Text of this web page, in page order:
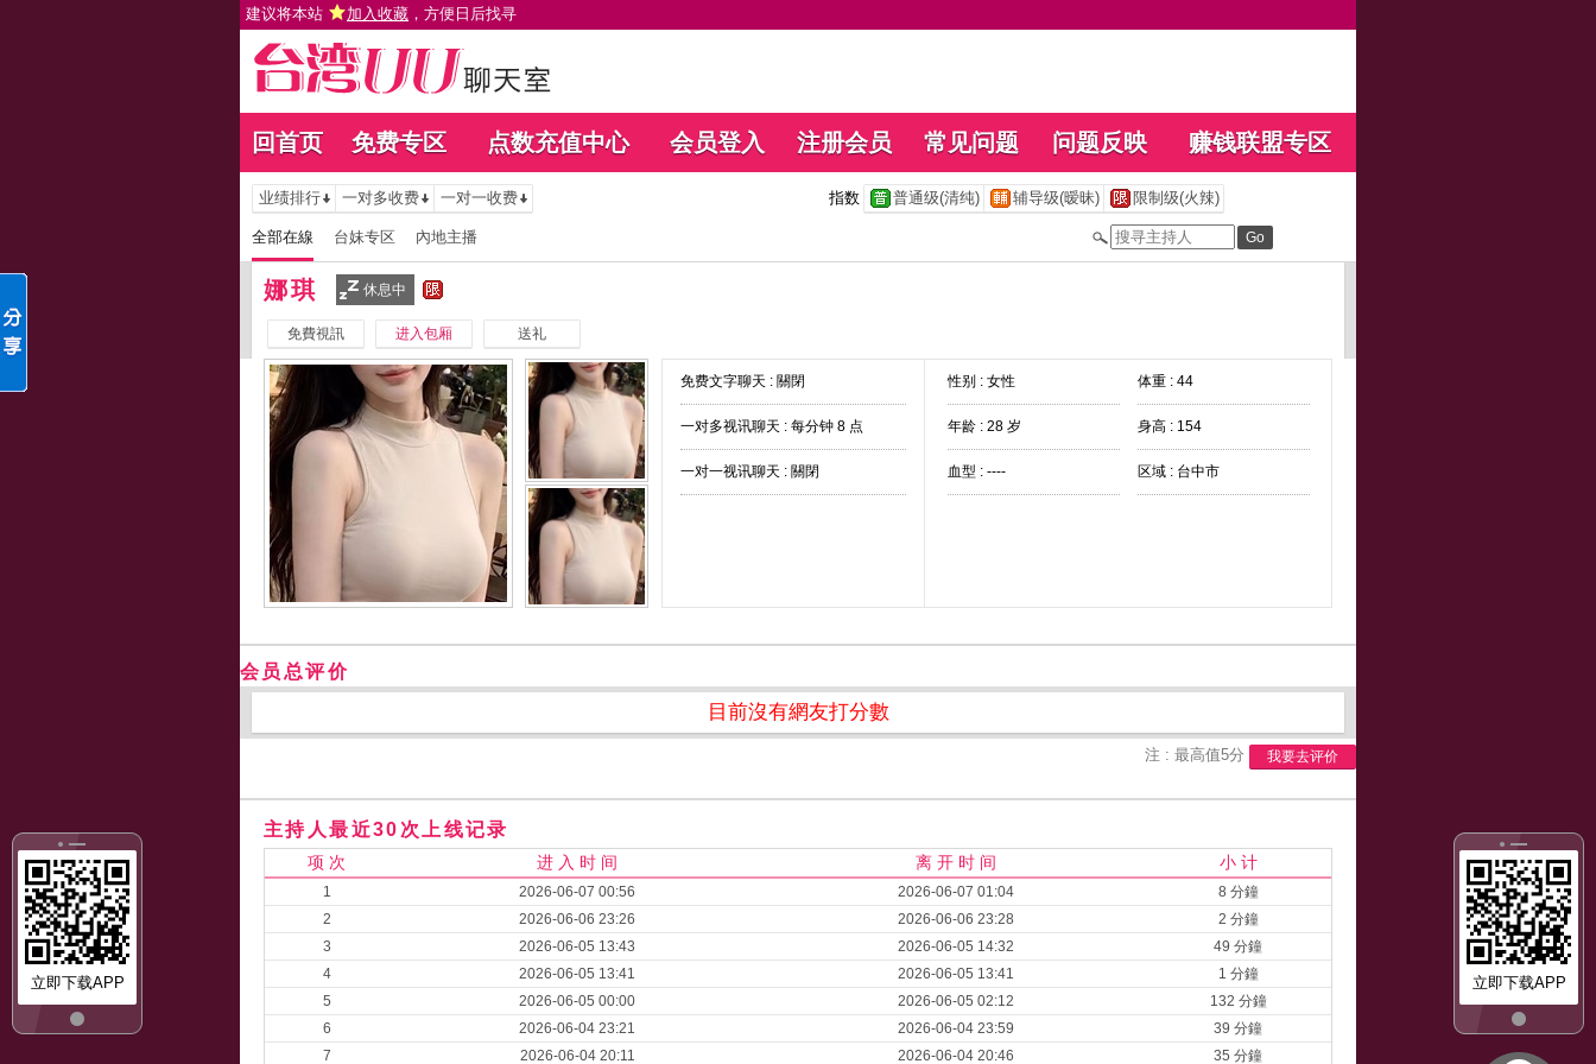
建议将本站 加入收藏 ，方便日后找寻
回首页 免费专区 点数充值中心 会员登入 注册会员 常见问题 问题反映 赚钱联盟专区
立即下载APP
立即下载APP
业绩排行 一对多收费 一对一收费 指数 普通级(清纯) 辅导级(暧昧) 限制级(火辣)
全部在線 台妹专区 內地主播
娜琪 休息中
免費視訊 进入包厢 送礼
免费文字聊天 : 關閉
一对多视讯聊天 : 每分钟 8 点
一对一视讯聊天 : 關閉
性别 : 女性 体重 : 44
年龄 : 28 岁 身高 : 154
血型 : ---- 区域 : 台中市
会员总评价
目前沒有網友打分數
注 : 最高值5分 我要去评价
主持人最近30次上线记录
项 次 进 入 时 间 离 开 时 间 小 计
1 2026-06-07 00:56 2026-06-07 01:04
8 分鐘
2
2026-06-06 23:26 2026-06-06 23:28
2 分鐘
3
2026-06-05 13:43 2026-06-05 14:32
49 分鐘
4
2026-06-05 13:41 2026-06-05 13:41
1 分鐘
5
2026-06-05 00:00 2026-06-05 02:12
132 分鐘
6
2026-06-04 23:21 2026-06-04 23:59
39 分鐘
7
2026-06-04 20:11 2026-06-04 20:46 35 分鐘